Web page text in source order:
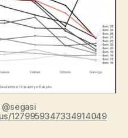
1279959347334914049